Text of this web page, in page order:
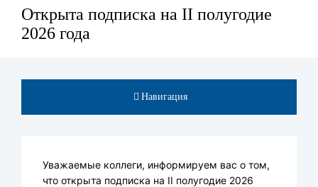
Открыта подписка на II полугодие
2026 года
Навигация
Уважаемые коллеги, информируем вас о том,
что открыта подписка на II полугодие 2026